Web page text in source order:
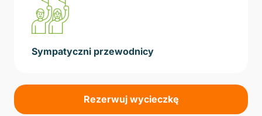
Sympatyczni przewodnicy
Rezerwuj wycieczkę